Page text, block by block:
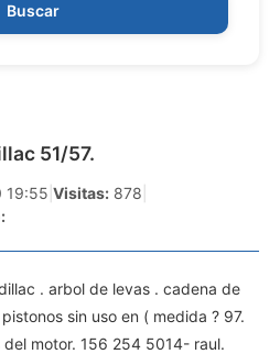
51/57.
19:55 Visitas: 878
. arbol de levas . cadena de
sin uso en ( medida ? 97.
motor. 156 254 5014- raul.
Buscar